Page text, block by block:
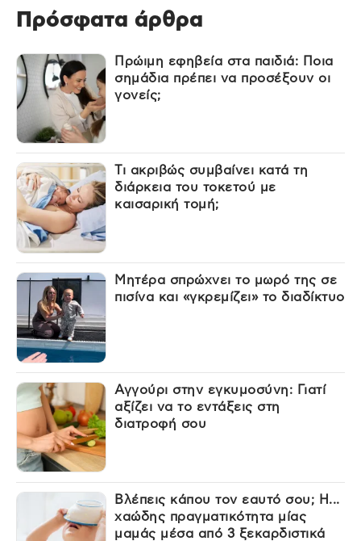
Πρόσφατα άρθρα
Πρώιμη εφηβεία στα παιδιά: Ποια
σημάδια πρέπει να προσέξουν οι
γονείς;
Τι ακριβώς συμβαίνει κατά τη
διάρκεια του τοκετού με
καισαρική τομή;
Μητέρα σπρώχνει το μωρό της σε
πισίνα και «γκρεμίζει» το διαδίκτυο
Αγγούρι στην εγκυμοσύνη: Γιατί
αξίζει να το εντάξεις στη
διατροφή σου
Βλέπεις κάπου τον εαυτό σου; Η...
χαώδης πραγματικότητα μίας
μαμάς μέσα από 3 ξεκαρδιστικά